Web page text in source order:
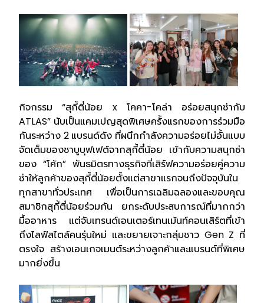
กิจกรรม “สุกี้ตี๋น้อย x โคคา-โคล่า อร่อยสนุกซ่ากับ
ATLAS” นับเป็นแคมเปญสุดพิเศษครั้งแรกของการร่วมมือ
กันระหว่าง 2 แบรนด์ดัง ที่ผนึกกำลังความอร่อยไม่อั้นแบบ
จัดเต็มของชาบูบุฟเฟต์จากสุกี้ตี๋น้อย เข้ากับความสนุกซ่า
ของ “โค้ก” พันธมิตรทางธุรกิจที่เสิร์ฟความอร่อยคู่ความ
ซ่าให้ลูกค้าของสุกี้ตี๋น้อยตั้งแต่สาขาแรกจนถึงปัจจุบันใน
ทุกสาขาทั่วประเทศ เพื่อเป็นการเฉลิมฉลองและขอบคุณ
สมาชิกสุกี้ตี๋น้อยร่วมกัน ยกระดับประสบการณ์ที่มากกว่า
มื้ออาหาร แต่จับเทรนด์เอนเตอร์เทนเม้นท์คอนเสิร์ตที่เข้า
ถึงไลฟ์สไตล์คนรุ่นใหม่ และขยายเจาะกลุ่มชาว Gen Z ที่
ตรงใจ สร้างเอนเกจเมนต์ระหว่างลูกค้าและแบรนด์ที่พิเศษ
มากยิ่งขึ้น